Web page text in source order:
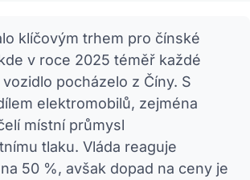
klíčovým trhem pro čínské
v roce 2025 téměř každé
pocházelo z Číny. S
elektromobilů, zejména
místní průmysl
tlaku. Vláda reaguje
50 %, avšak dopad na ceny je